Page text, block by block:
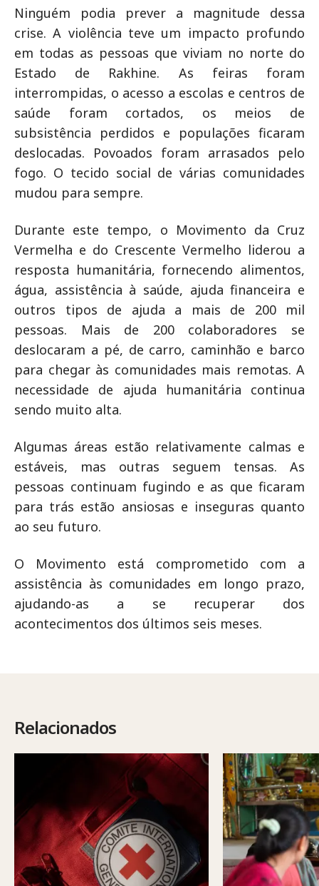
Ninguém podia prever a magnitude dessa
crise. A violência teve um impacto profundo
em todas as pessoas que viviam no norte do
Estado de Rakhine. As feiras foram
interrompidas, o acesso a escolas e centros de
saúde foram cortados, os meios de
subsistência perdidos e populações ficaram
deslocadas. Povoados foram arrasados pelo
fogo. O tecido social de várias comunidades
mudou para sempre.
Durante este tempo, o Movimento da Cruz
Vermelha e do Crescente Vermelho liderou a
resposta humanitária, fornecendo alimentos,
água, assistência à saúde, ajuda financeira e
outros tipos de ajuda a mais de 200 mil
pessoas. Mais de 200 colaboradores se
deslocaram a pé, de carro, caminhão e barco
para chegar às comunidades mais remotas. A
necessidade de ajuda humanitária continua
sendo muito alta.
Algumas áreas estão relativamente calmas e
estáveis, mas outras seguem tensas. As
pessoas continuam fugindo e as que ficaram
para trás estão ansiosas e inseguras quanto
ao seu futuro.
O Movimento está comprometido com a
assistência às comunidades em longo prazo,
ajudando-as a se recuperar dos
acontecimentos dos últimos seis meses.
Relacionados